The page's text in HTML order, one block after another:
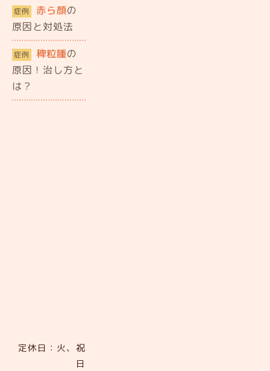
症例 赤ら顔の
原因と対処法
症例 稗粒腫の
原因！治し方と
は？
定休日：火、祝
日